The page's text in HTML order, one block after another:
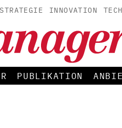
STRATEGIE INNOVATION
PUBLIKATION